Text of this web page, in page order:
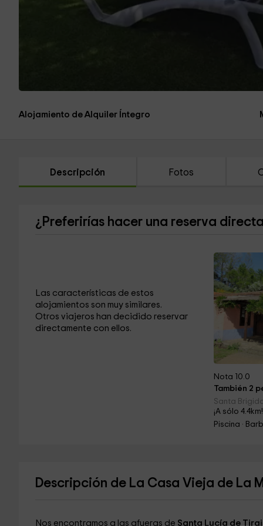
Alojamiento de Alquiler Íntegro
Descripción Fotos
¿Preferirías hacer una reserva
Las características de estos
alojamientos son muy similares.
Otros viajeros han decidido reservar
directamente con ellos.
Nota 10.0
También 2
Santa
¡A sólo 4.4km!
Piscina ·
Descripción de La Casa Vieja de La
Nos encontramos a las afueras de Santa Lucía de